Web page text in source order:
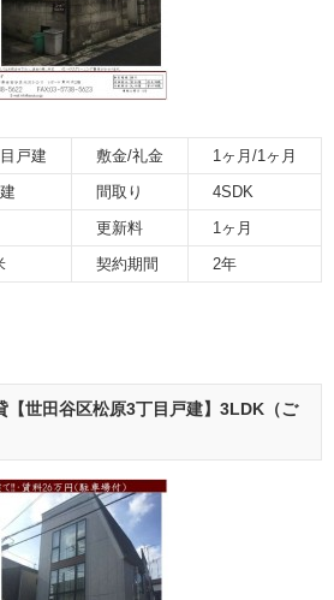
戸建 敷金/礼金
1ヶ月/1ヶ月
間取り
4SDK
更新料
1ヶ月
契約期間 2年
【世田谷区松原3丁目戸建】3LDK（ご